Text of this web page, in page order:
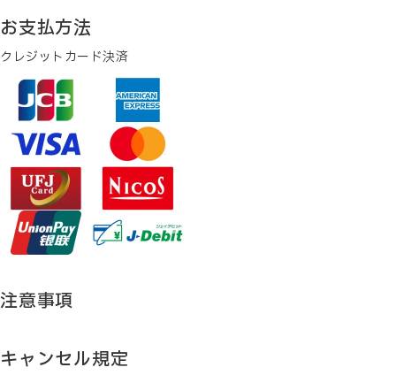
お支払方法
クレジットカード決済
注意事項
キャンセル規定